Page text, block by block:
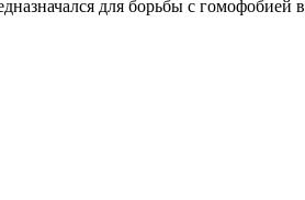
для борьбы с гомофобией